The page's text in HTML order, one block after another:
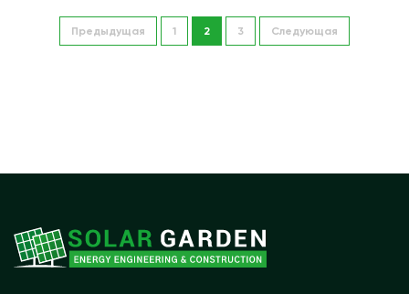
Предыдущая 1 2 3 Следующая